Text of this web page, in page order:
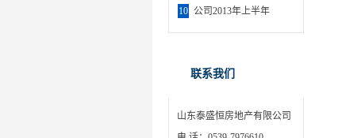
10 公司2013年上半年
联系我们
山东泰盛恒房地产有限公司